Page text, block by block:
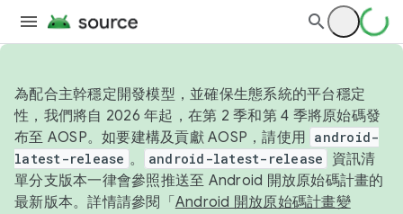
為配合主幹穩定開發模型，並確保生態系統的平台穩定
性，我們將自 2026 年起，在第 2 季和第 4 季將原始碼發
布至 AOSP。如要建構及貢獻 AOSP，請使用 android-
latest-release 。 android-latest-release
資訊清
單分支版本一律會參照推送至 Android 開放原始碼計畫的
最新版本。詳情請參閱「 Android 開放原始碼計畫變